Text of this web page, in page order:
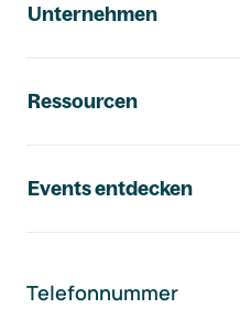
Unternehmen
Ressourcen
Events entdecken
Telefonnummer